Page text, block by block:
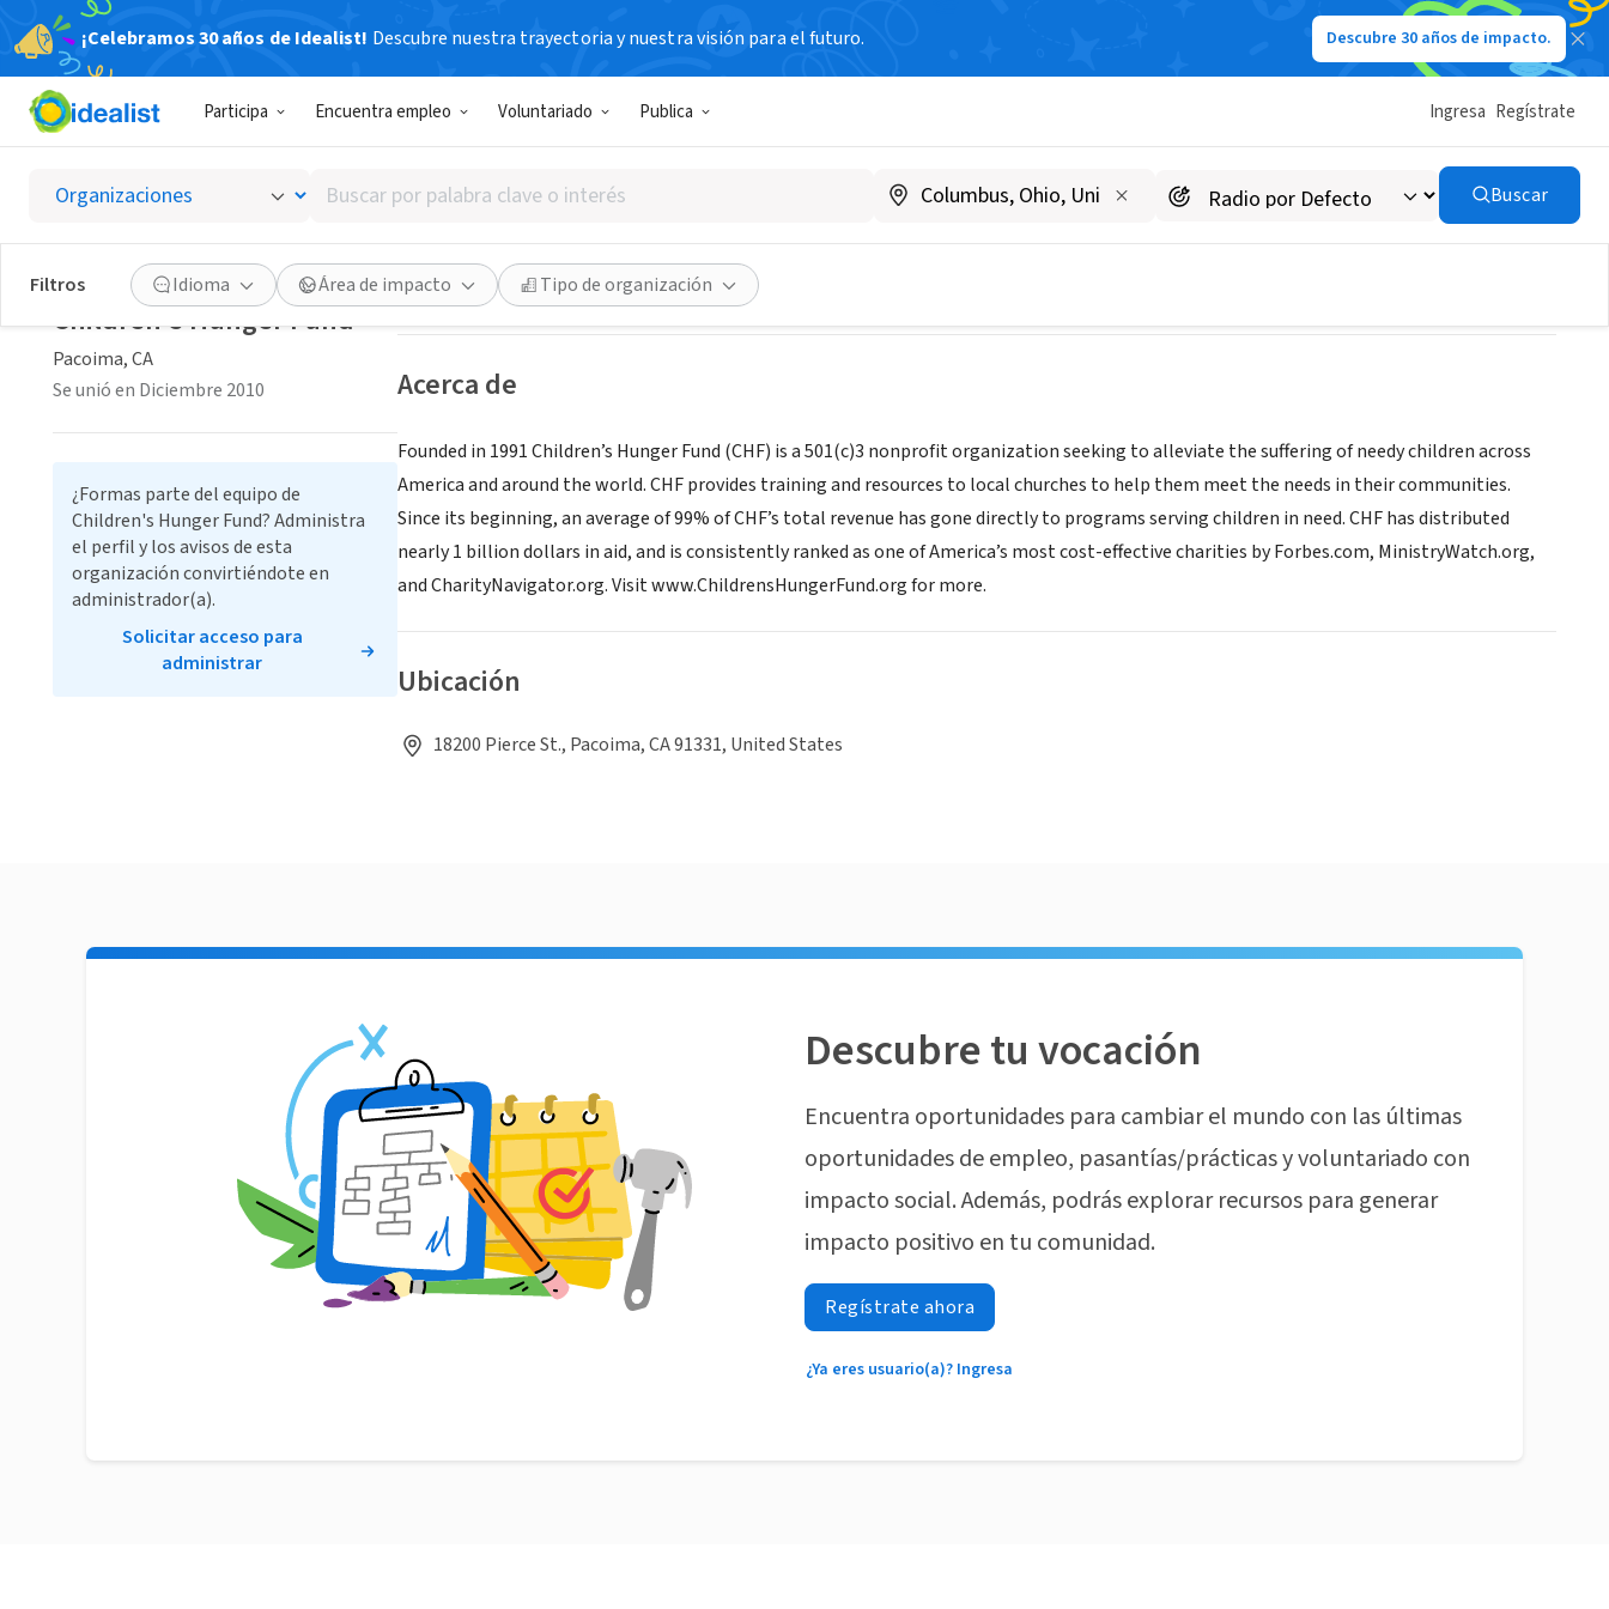
¡Celebramos 30 años de Idealist! Descubre nuestra trayectoria y nuestra visión para el futuro. Descubre 30 años de impacto.
Participa Encuentra empleo Voluntariado Publica Ingresa Regístrate
Buscar
por
palabra
clave
o
interés
Buscar
Filtros Idioma Área de impacto Tipo de organización
Children's Hunger Fund
Pacoima, CA |www.childrenshungerfund.org
Guardar Compartir
Acerca de
Founded in 1991 Children’s Hunger Fund (CHF) is a 501(c)3 nonprofit organization seeking to alleviate the suffering of needy children across
America and around the world. CHF provides training and resources to local churches to help them meet the needs in their communities.
Since its beginning, an average of 99% of CHF’s total revenue has gone directly to programs serving children in need. CHF has distributed
nearly 1 billion dollars in aid, and is consistently ranked as one of America’s most cost-effective charities by Forbes.com, MinistryWatch.org,
and CharityNavigator.org. Visit www.ChildrensHungerFund.org for more.
Ubicación
18200 Pierce St., Pacoima, CA 91331, United States
Children's Hunger Fund
Pacoima, CA
Se unió en Diciembre 2010
¿Formas parte del equipo de
Children's Hunger Fund? Administra
el perfil y los avisos de esta
organización convirtiéndote en
administrador(a).
Solicitar acceso para
administrar
Descubre tu vocación
Encuentra oportunidades para cambiar el mundo con las últimas
oportunidades de empleo, pasantías/prácticas y voluntariado con
impacto social. Además, podrás explorar recursos para generar
impacto positivo en tu comunidad.
Regístrate ahora
¿Ya eres usuario(a)? Ingresa